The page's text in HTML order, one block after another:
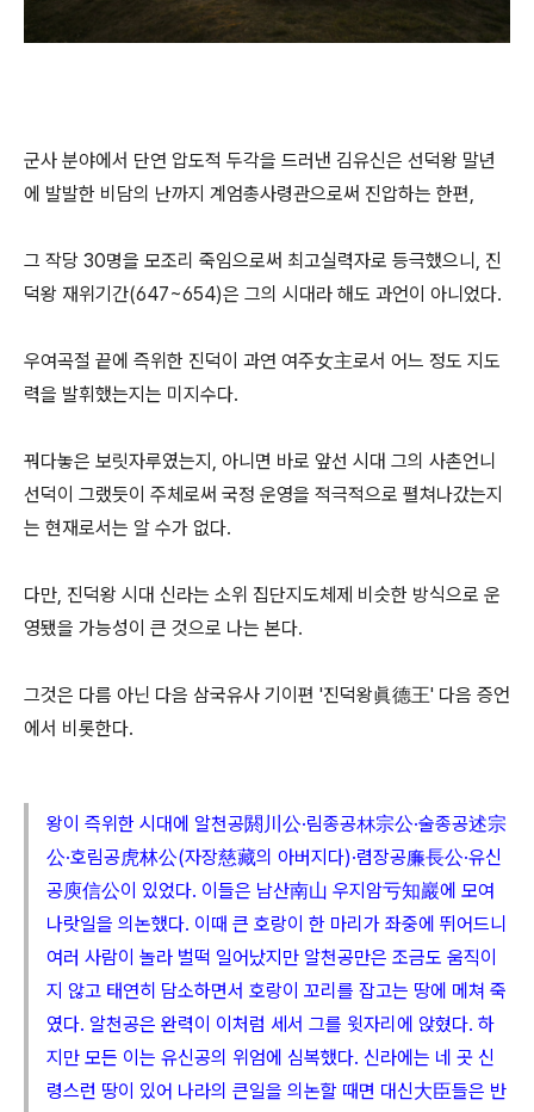
군사 분야에서 단연 압도적 두각을 드러낸 김유신은 선덕왕 말년
에 발발한 비담의 난까지 계엄총사령관으로써 진압하는 한편,
그 작당 30명을 모조리 죽임으로써 최고실력자로 등극했으니, 진
덕왕 재위기간(647~654)은 그의 시대라 해도 과언이 아니었다.
우여곡절 끝에 즉위한 진덕이 과연 여주女主로서 어느 정도 지도
력을 발휘했는지는 미지수다.
꿔다놓은 보릿자루였는지, 아니면 바로 앞선 시대 그의 사촌언니
선덕이 그랬듯이 주체로써 국정 운영을 적극적으로 펼쳐나갔는지
는 현재로서는 알 수가 없다.
다만, 진덕왕 시대 신라는 소위 집단지도체제 비슷한 방식으로 운
영됐을 가능성이 큰 것으로 나는 본다.
그것은 다름 아닌 다음 삼국유사 기이편 '진덕왕眞德王' 다음 증언
에서 비롯한다.
왕이 즉위한 시대에 알천공閼川公·림종공林宗公·술종공述宗
公·호림공虎林公(자장慈藏의 아버지다)·렴장공廉長公·유신
공庾信公이 있었다. 이들은 남산南山 우지암亏知巖에 모여
나랏일을 의논했다. 이때 큰 호랑이 한 마리가 좌중에 뛰어드니
여러 사람이 놀라 벌떡 일어났지만 알천공만은 조금도 움직이
지 않고 태연히 담소하면서 호랑이 꼬리를 잡고는 땅에 메쳐 죽
였다. 알천공은 완력이 이처럼 세서 그를 윗자리에 앉혔다. 하
지만 모든 이는 유신공의 위엄에 심복했다. 신라에는 네 곳 신
령스런 땅이 있어 나라의 큰일을 의논할 때면 대신大臣들은 반